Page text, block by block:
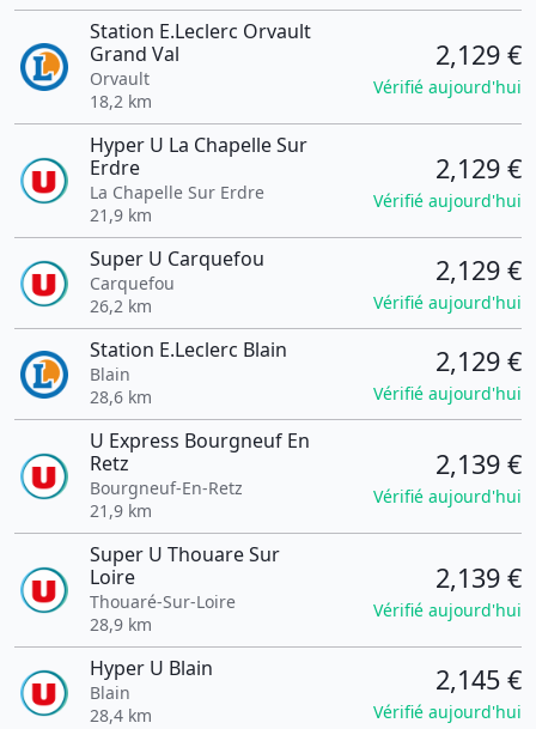
Station E.Leclerc Orvault
Grand Val
Orvault
18,2 km
2,129 €
Vérifié aujourd'hui
Hyper U La Chapelle Sur
Erdre
La Chapelle Sur Erdre
21,9 km
2,129 €
Vérifié aujourd'hui
Super U Carquefou
Carquefou
26,2 km
2,129 €
Vérifié aujourd'hui
Station E.Leclerc Blain
Blain
28,6 km
2,129 €
Vérifié aujourd'hui
U Express Bourgneuf En
Retz
Bourgneuf-En-Retz
21,9 km
2,139 €
Vérifié aujourd'hui
Super U Thouare Sur
Loire
Thouaré-Sur-Loire
28,9 km
2,139 €
Vérifié aujourd'hui
Hyper U Blain
Blain
28,4 km
2,145 €
Vérifié aujourd'hui